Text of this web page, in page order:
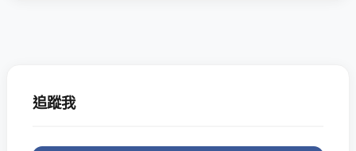
追蹤我